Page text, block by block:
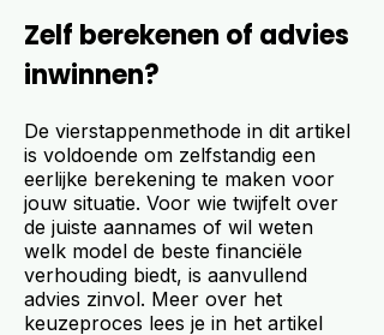
Zelf berekenen of advies
inwinnen?
De vierstappenmethode in dit artikel
is voldoende om zelfstandig een
eerlijke berekening te maken voor
jouw situatie. Voor wie twijfelt over
de juiste aannames of wil weten
welk model de beste financiële
verhouding biedt, is aanvullend
advies zinvol. Meer over het
keuzeproces lees je in het artikel